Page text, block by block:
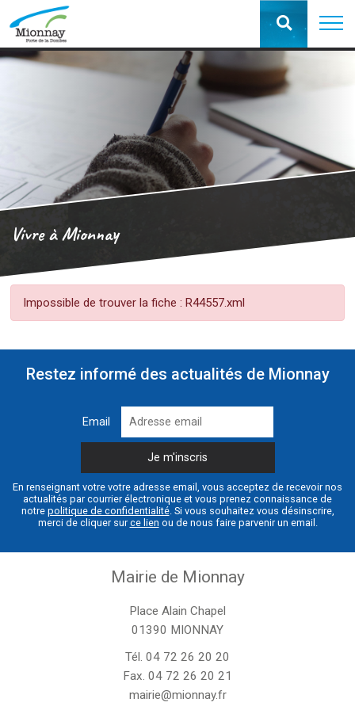
Vivre à Mionnay
Impossible de trouver la fiche : R44557.xml
Restez informé des actualités de Mionnay
Email
En renseignant votre votre adresse email, vous acceptez de recevoir nos
actualités par courrier électronique et vous prenez connaissance de
notre politique de confidentialité. Si vous souhaitez vous désinscrire,
merci de cliquer surce lien ou de nous faire parvenir un email.
Mairie de Mionnay
Place Alain Chapel
01390 MIONNAY
Tél. 04 72 26 20 20
Fax. 04 72 26 20 21
mairie@mionnay.fr